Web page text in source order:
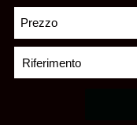
Prezzo